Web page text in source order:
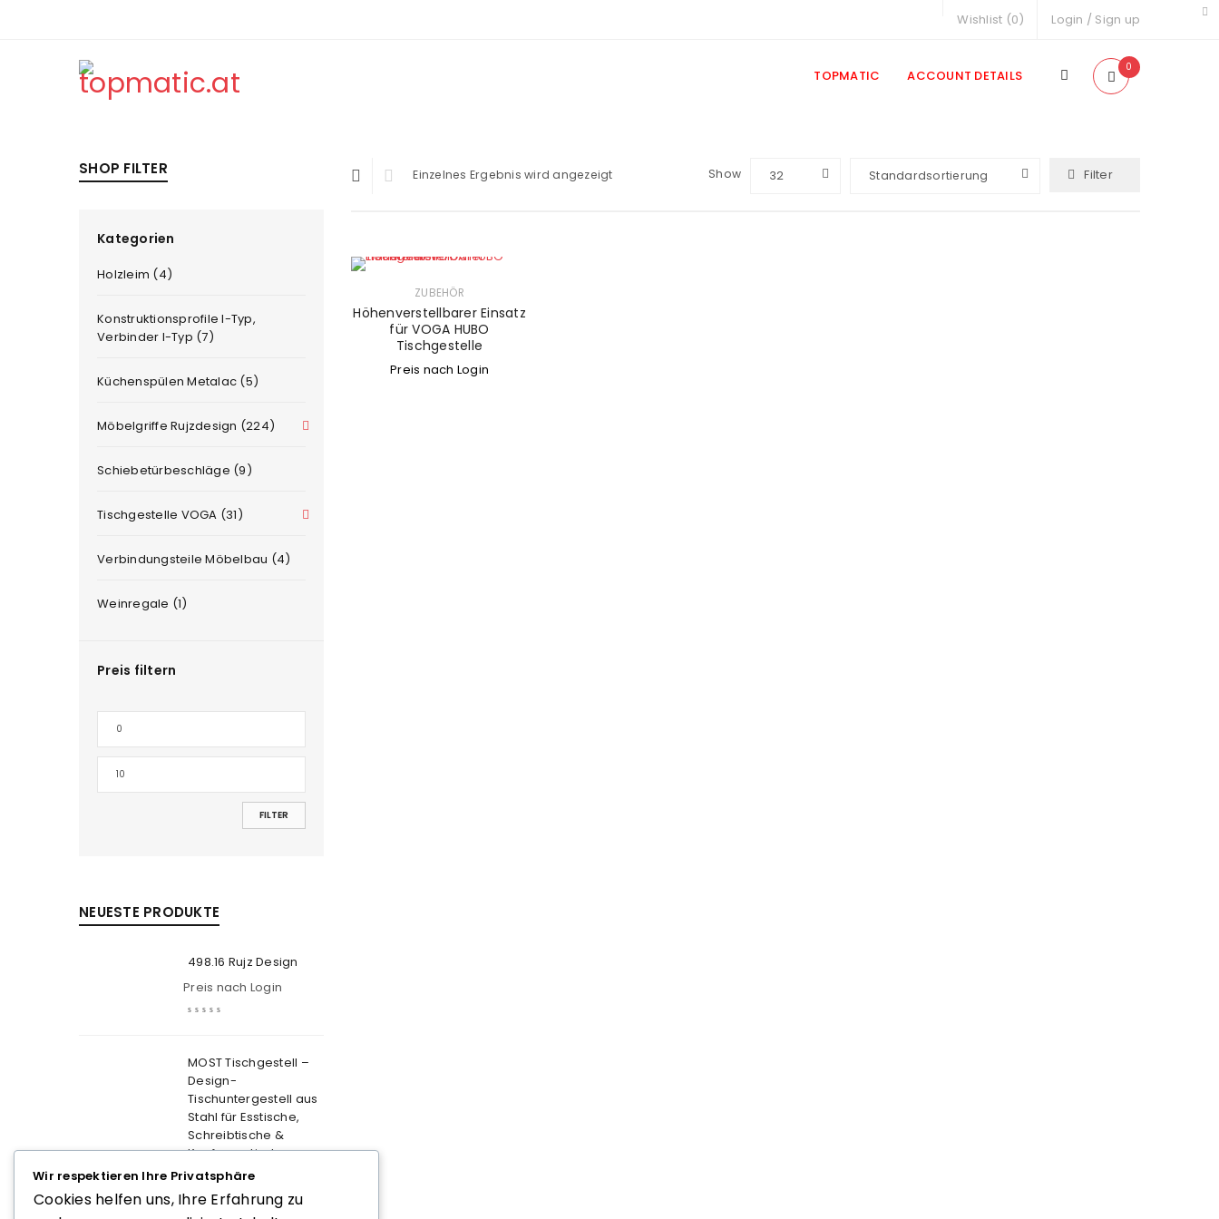
Login / Sign up
Wishlist (0)
TOPMATIC ACCOUNT DETAILS
0
SHOP FILTER
Kategorien
Holzleim (4)
Konstruktionsprofile I-Typ,
Verbinder I-Typ (7)
Küchenspülen Metalac (5)
Möbelgriffe Rujzdesign (224)
Schiebetürbeschläge (9)
Tischgestelle VOGA (31)
Verbindungsteile Möbelbau (4)
Weinregale (1)
Preis filtern
FILTER
NEUESTE PRODUKTE
498.16 Rujz Design
Preis nach Login
MOST Tischgestell –
Design-
Tischuntergestell aus
Stahl für Esstische,
Schreibtische &
Konferenztische
Preis nach Login
Einzelnes Ergebnis wird angezeigt Filter
Standardsortierung
Show 32
ZUBEHÖR
Höhenverstellbarer Einsatz
für VOGA HUBO
Tischgestelle
Preis nach Login
Wir respektieren Ihre Privatsphäre
Cookies helfen uns, Ihre Erfahrung zu